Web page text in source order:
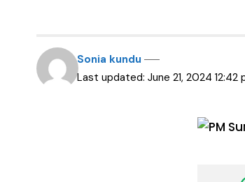
Last updated: June 21, 2024 12:42
Sonia kundu